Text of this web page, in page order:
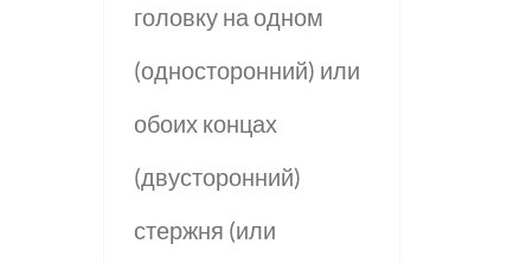
головку на одном
(односторонний) или
обоих концах
(двусторонний)
стержня (или